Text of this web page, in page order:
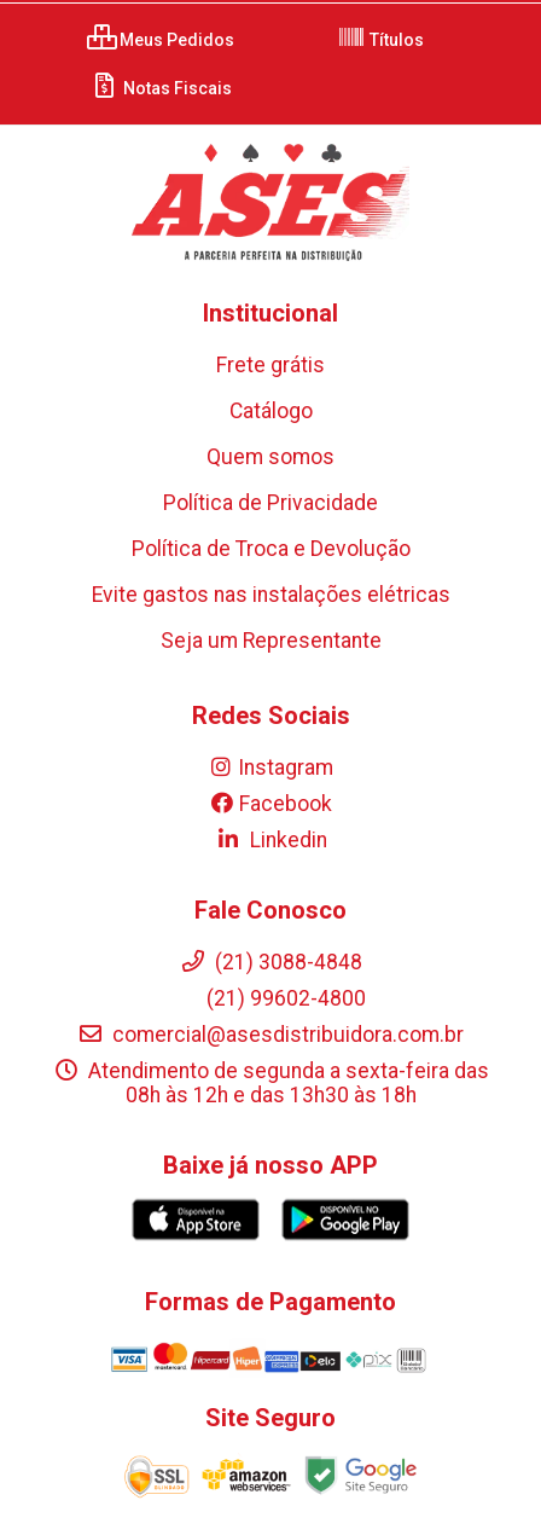
Meus Pedidos Títulos
Notas Fiscais
Institucional
Frete grátis
Catálogo
Quem somos
Política de Privacidade
Política de Troca e Devolução
Evite gastos nas instalações elétricas
Seja um Representante
Redes Sociais
Instagram
Facebook
Linkedin
Fale Conosco
(21) 3088-4848
(21) 99602-4800
comercial@asesdistribuidora.com.br
Atendimento de segunda a sexta-feira das
08h às 12h e das 13h30 às 18h
Baixe já nosso APP
Formas de Pagamento
Site Seguro